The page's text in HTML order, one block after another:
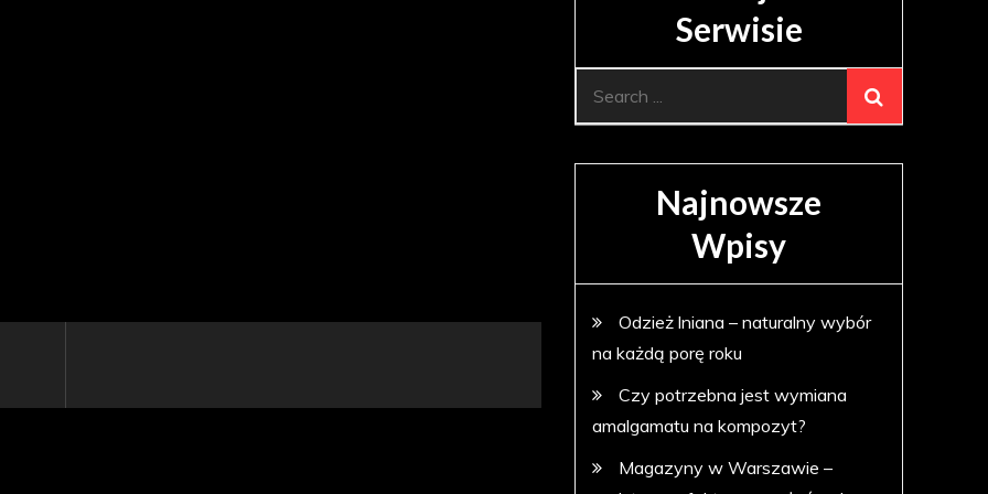
Serwisie
Najnowsze
Wpisy
Odzież lniana – naturalny wybór
na każdą porę roku
Czy potrzebna jest wymiana
amalgamatu na kompozyt?
Magazyny w Warszawie –